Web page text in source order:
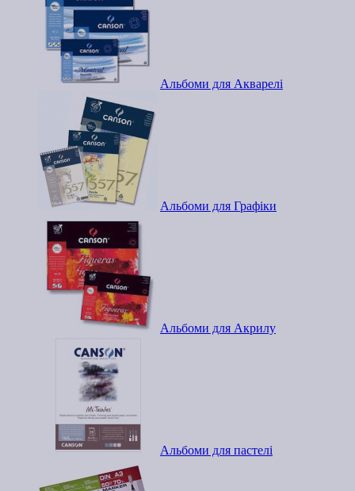
Альбоми для Акварелі
Альбоми для Графіки
Альбоми для Акрилу
Альбоми для пастелі